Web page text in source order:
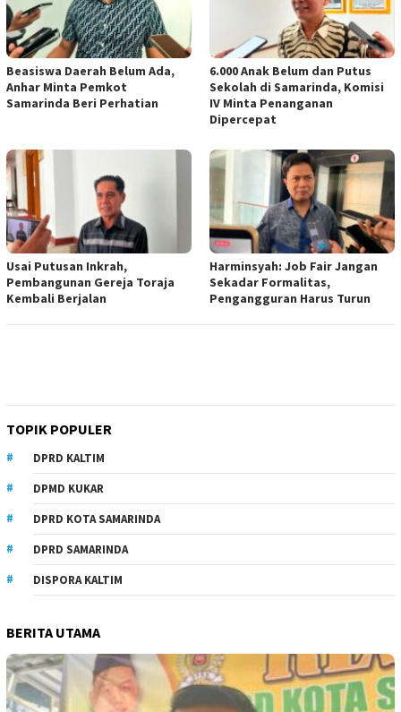
Beasiswa Daerah Belum Ada,
Anhar Minta Pemkot
Samarinda Beri Perhatian
6.000 Anak Belum dan Putus
Sekolah di Samarinda, Komisi
IV Minta Penanganan
Dipercepat
Usai Putusan Inkrah,
Pembangunan Gereja Toraja
Kembali Berjalan
Harminsyah: Job Fair Jangan
Sekadar Formalitas,
Pengangguran Harus Turun
TOPIK POPULER
DPRD KALTIM
DPMD KUKAR
DPRD KOTA SAMARINDA
DPRD SAMARINDA
DISPORA KALTIM
BERITA UTAMA